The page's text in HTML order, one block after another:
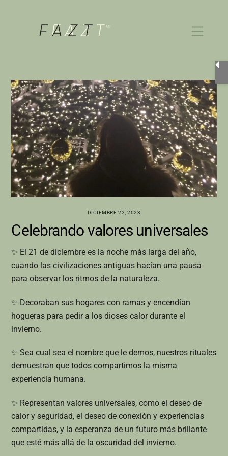
Menu
DICIEMBRE 22, 2023
Celebrando valores universales
✨ El 21 de diciembre es la noche más larga del año,
cuando las civilizaciones antiguas hacían una pausa
para observar los ritmos de la naturaleza.
✨ Decoraban sus hogares con ramas y encendían
hogueras para pedir a los dioses calor durante el
invierno.
✨ Sea cual sea el nombre que le demos, nuestros rituales
demuestran que todos compartimos la misma
experiencia humana.
✨ Representan valores universales, como el deseo de
calor y seguridad, el deseo de conexión y experiencias
compartidas, y la esperanza de un futuro más brillante
que esté más allá de la oscuridad del invierno.